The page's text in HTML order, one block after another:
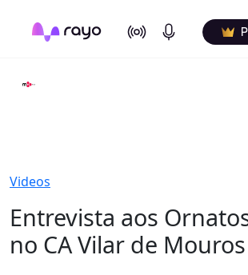
On Air Podcasts
Videos
Entrevista aos
no CA Vilar de Mouros